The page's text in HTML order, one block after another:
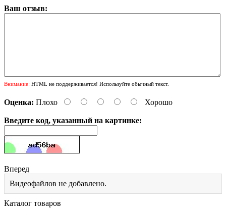
Ваш отзыв:
Внимание: HTML не поддерживается! Используйте обычный текст.
Оценка: Плохо Хорошо
Введите код, указанный на картинке:
Вперед
Видеофайлов не добавлено.
Каталог товаров